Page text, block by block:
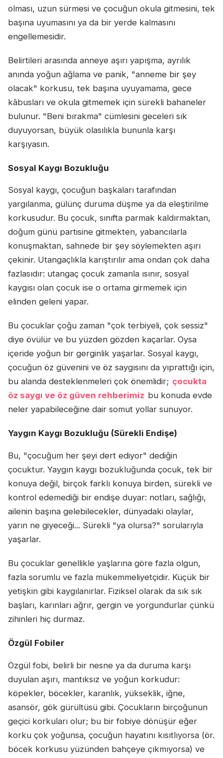
olması, uzun sürmesi ve çocuğun okula gitmesini, tek
başına uyumasını ya da bir yerde kalmasını
engellemesidir.
Belirtileri arasında anneye aşırı yapışma, ayrılık
anında yoğun ağlama ve panik, "anneme bir şey
olacak" korkusu, tek başına uyuyamama, gece
kâbusları ve okula gitmemek için sürekli bahaneler
bulunur. "Beni bırakma" cümlesini geceleri sık
duyuyorsan, büyük olasılıkla bununla karşı
karşıyasın.
Sosyal Kaygı Bozukluğu
Sosyal kaygı, çocuğun başkaları tarafından
yargılanma, gülünç duruma düşme ya da eleştirilme
korkusudur. Bu çocuk, sınıfta parmak kaldırmaktan,
doğum günü partisine gitmekten, yabancılarla
konuşmaktan, sahnede bir şey söylemekten aşırı
çekinir. Utangaçlıkla karıştırılır ama ondan çok daha
fazlasıdır: utangaç çocuk zamanla ısınır, sosyal
kaygısı olan çocuk ise o ortama girmemek için
elinden geleni yapar.
Bu çocuklar çoğu zaman "çok terbiyeli, çok sessiz"
diye övülür ve bu yüzden gözden kaçarlar. Oysa
içeride yoğun bir gerginlik yaşarlar. Sosyal kaygı,
çocuğun öz güvenini ve öz saygısını da yıprattığı için,
bu alanda desteklenmeleri çok önemlidir; çocukta
öz saygı ve öz güven rehberimiz bu konuda evde
neler yapabileceğine dair somut yollar sunuyor.
Yaygın Kaygı Bozukluğu (Sürekli Endişe)
Bu, "çocuğum her şeyi dert ediyor" dediğin
çocuktur. Yaygın kaygı bozukluğunda çocuk, tek bir
konuya değil, birçok farklı konuya birden, sürekli ve
kontrol edemediği bir endişe duyar: notları, sağlığı,
ailenin başına gelebilecekler, dünyadaki olaylar,
yarın ne giyeceği... Sürekli "ya olursa?" sorularıyla
yaşarlar.
Bu çocuklar genellikle yaşlarına göre fazla olgun,
fazla sorumlu ve fazla mükemmeliyetçidir. Küçük bir
yetişkin gibi kaygılanırlar. Fiziksel olarak da sık sık
başları, karınları ağrır, gergin ve yorgundurlar çünkü
zihinleri hiç durmaz.
Özgül Fobiler
Özgül fobi, belirli bir nesne ya da duruma karşı
duyulan aşırı, mantıksız ve yoğun korkudur:
köpekler, böcekler, karanlık, yükseklik, iğne,
asansör, gök gürültüsü gibi. Çocukların birçoğunun
geçici korkuları olur; bu bir fobiye dönüşür eğer
korku çok yoğunsa, çocuğun hayatını kısıtlıyorsa (ör.
böcek korkusu yüzünden bahçeye çıkmıyorsa) ve